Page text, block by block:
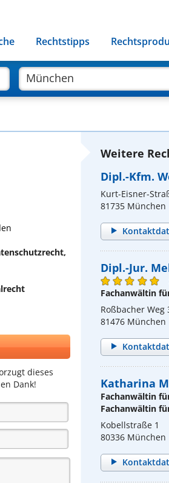
Rechtstipps
dieses
Dank!
Weitere
Dipl.-Kfm.
Kurt-Eisner-
81735 München
Dipl.-Jur.
Fachanwältin
Roßbacher Weg
81476 München
Katharina
Fachanwältin
Fachanwältin
Kobellstraße 1
80336 München